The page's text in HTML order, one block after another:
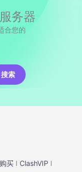
务器
合您的
搜索
买 I ClashVIP I